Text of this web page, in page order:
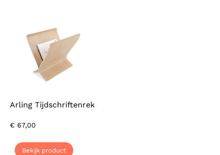
Arling Tijdschriftenrek
€ 67,00
Bekijk product